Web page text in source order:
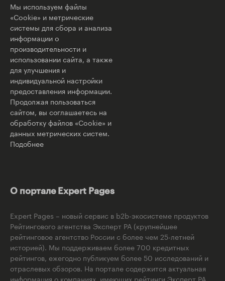
Мы используем файлы
«Cookie» и метрические
системы для сбора и анализа
информации о
производительности и
использовании сайта, а также
для улучшения и
индивидуальной настройки
предоставления информации.
Продолжая пользоваться
сайтом, вы соглашаетесь на
обработку файлов «Cookie» и
данных метрических систем.
Подобнее
О портале Expert Pages
Expert Pages – новый сервис в b2b-экосистеме продуктов
Рейтингового агентства Эксперт РА (крупнейшее
рейтинговое агентство России с более чем 25-летней
историей). Мы поддерживаем более 700 кредитных
рейтингов, ежегодно публикуем более 50 исследований и
отраслевых обзоров. На портале содержится актуальная
информация о компаниях, имеющих рейтинги Эксперт РА,